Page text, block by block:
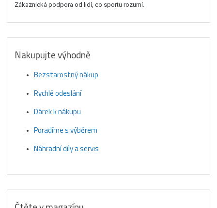
Zákaznická podpora od lidí, co sportu rozumí.
Nakupujte výhodně
Bezstarostný nákup
Rychlé odeslání
Dárek k nákupu
Poradíme s výběrem
Náhradní díly a servis